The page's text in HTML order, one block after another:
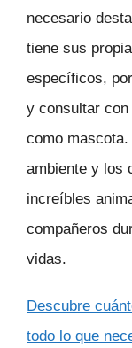
necesario
tiene sus
específicos,
y consultar
como
ambiente y los
increíbles
compañeros
vidas.
Descubre
todo lo que